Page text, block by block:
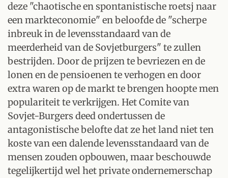
deze "chaotische en spontanistische roetsj naar
een markteconomie" en beloofde de "scherpe
inbreuk in de levensstandaard van de
meerderheid van de Sovjetburgers" te zullen
bestrijden. Door de prijzen te bevriezen en de
lonen en de pensioenen te verhogen en door
extra waren op de markt te brengen hoopte men
populariteit te verkrijgen. Het Comite van
Sovjet-Burgers deed ondertussen de
antagonistische belofte dat ze het land niet ten
koste van een dalende levensstandaard van de
mensen zouden opbouwen, maar beschouwde
tegelijkertijd wel het private ondernemerschap